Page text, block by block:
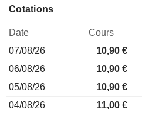
Cotations
Date Cours
07/08/26
10,90 €
06/08/26
10,90 €
05/08/26
10,90 €
04/08/26
11,00 €